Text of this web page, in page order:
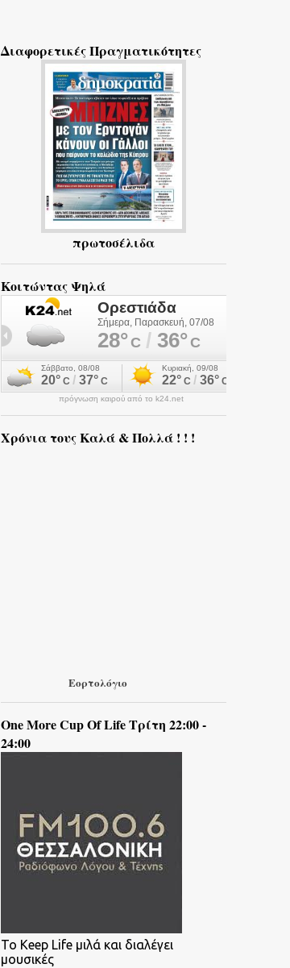
Διαφορετικές Πραγματικότητες
πρωτοσέλιδα
Κοιτώντας Ψηλά
πρόγνωση καιρού από το k24.net
Χρόνια τους Καλά & Πολλά ! ! !
Εορτολόγιο
One More Cup Of Life Τρίτη 22:00 -
24:00
To Keep Life μιλά και διαλέγει
μουσικές